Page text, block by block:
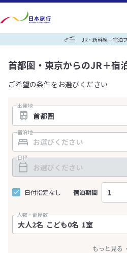
JR・新幹線＋宿泊
首都圏・東京からのJR＋宿
ご希望の条件をお選びください
出発地
宿泊地
日程
日付指定なし 宿泊期間
人数・部屋数
もっと見る